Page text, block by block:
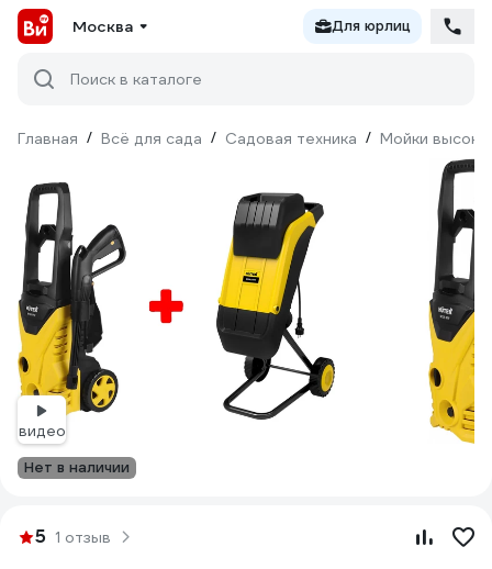
Москва Для юрлиц
Поиск в каталоге
Главная / Всё для сада / Садовая техника / Мойки
видео
Нет в наличии
5 1 отзыв